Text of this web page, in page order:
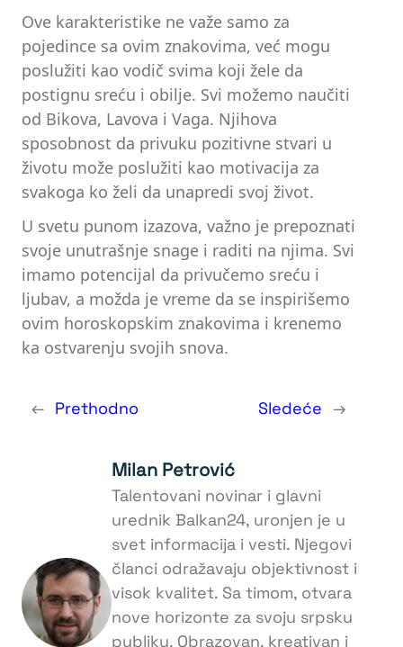
Ove karakteristike ne važe samo za
pojedince sa ovim znakovima, već mogu
poslužiti kao vodič svima koji žele da
postignu sreću i obilje. Svi možemo naučiti
od Bikova, Lavova i Vaga. Njihova
sposobnost da privuku pozitivne stvari u
životu može poslužiti kao motivacija za
svakoga ko želi da unapredi svoj život.
U svetu punom izazova, važno je prepoznati
svoje unutrašnje snage i raditi na njima. Svi
imamo potencijal da privučemo sreću i
ljubav, a možda je vreme da se inspirišemo
ovim horoskopskim znakovima i krenemo
ka ostvarenju svojih snova.
← Prethodno Sledeće →
Milan Petrović
Talentovani novinar i glavni
urednik Balkan24, uronjen je u
svet informacija i vesti. Njegovi
članci odražavaju objektivnost i
visok kvalitet. Sa timom, otvara
nove horizonte za svoju srpsku
publiku. Obrazovan, kreativan i